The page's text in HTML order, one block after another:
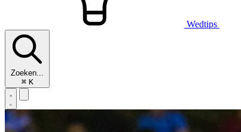
Wedtips
Zoeken...
⌘ K